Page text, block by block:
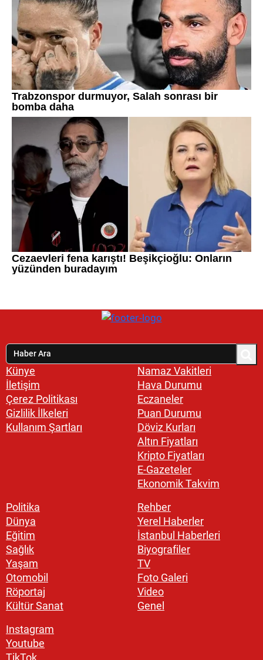
Künye
İletişim
Çerez Politikası
Gizlilik İlkeleri
Kullanım Şartları
Namaz Vakitleri
Hava Durumu
Eczaneler
Puan Durumu
Döviz Kurları
Altın Fiyatları
Kripto Fiyatları
E-Gazeteler
Ekonomik Takvim
Politika
Dünya
Eğitim
Sağlık
Yaşam
Otomobil
Röportaj
Kültür Sanat
Rehber
Yerel Haberler
İstanbul Haberleri
Biyografiler
TV
Foto Galeri
Video
Genel
Instagram
Youtube
TikTok